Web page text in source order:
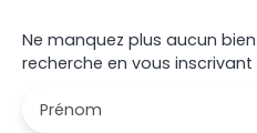
Ne manquez plus aucun
recherche en vous
Prénom